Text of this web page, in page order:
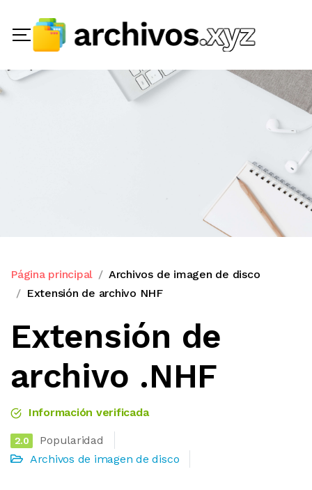
Página principal
Archivos de imagen de disco
Extensión de archivo NHF
Extensión de
archivo .NHF
Información verificada
2.0
Popularidad
Archivos de imagen de disco